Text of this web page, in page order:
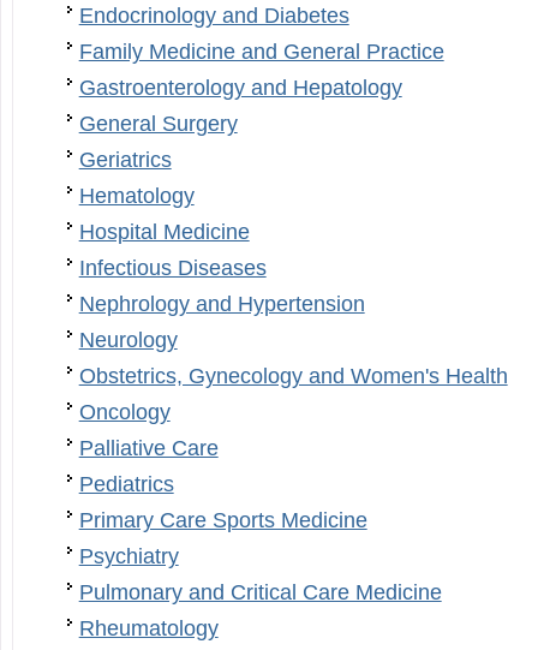
Endocrinology and Diabetes
Family Medicine and General Practice
Gastroenterology and Hepatology
General Surgery
Geriatrics
Hematology
Hospital Medicine
Infectious Diseases
Nephrology and Hypertension
Neurology
Obstetrics, Gynecology and Women's Health
Oncology
Palliative Care
Pediatrics
Primary Care Sports Medicine
Psychiatry
Pulmonary and Critical Care Medicine
Rheumatology